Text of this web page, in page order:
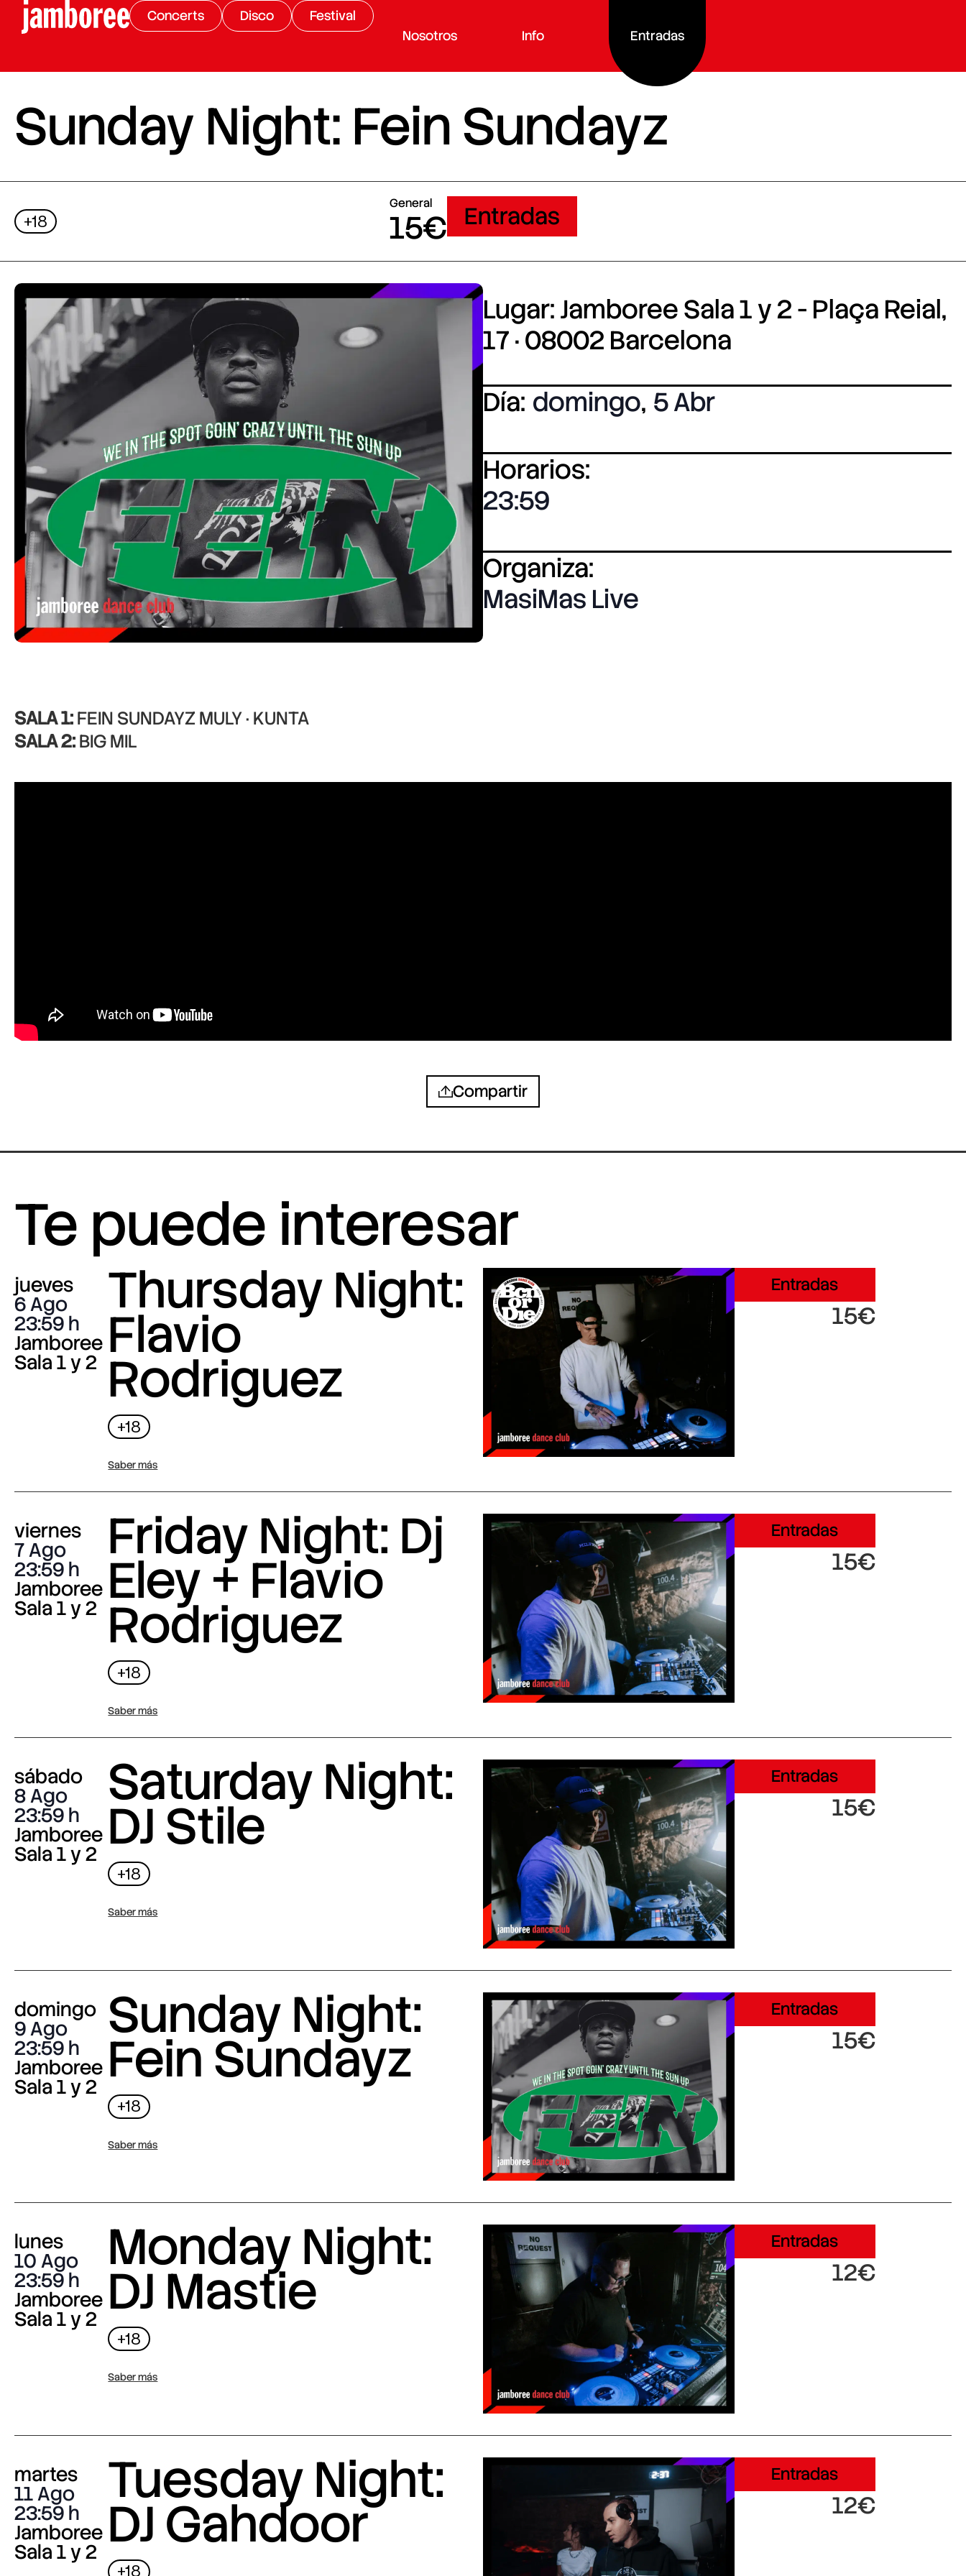
Concerts Disco
Festival
Nosotros
Info Entradas
Sunday Night: Fein Sundayz
+18
General
15€ Entradas
Lugar: Jamboree Sala 1 y 2 - Plaça Reial,
17 · 08002 Barcelona
Día: domingo, 5 Abr
Horarios:
23:59
Organiza:
MasiMas Live
SALA 1:FEIN SUNDAYZ MULY · KUNTA
SALA 2:BIG MIL
Compartir
Te puede interesar
jueves
6 Ago
23:59
Jamboree
Sala 1 y 2
Thursday Night:
Flavio
Rodriguez
+18
Saber más
Entradas
15€
viernes
7 Ago
23:59
Jamboree
Sala 1 y 2
Friday Night: Dj
Eley + Flavio
Rodriguez
+18
Saber más
Entradas
15€
sábado
8 Ago
23:59
Jamboree
Sala 1 y 2
Saturday Night:
DJ Stile
+18
Saber más
Entradas
15€
domingo
9 Ago
23:59
Jamboree
Sala 1 y 2
Sunday Night:
Fein Sundayz
+18
Saber más
Entradas
15€
lunes
10 Ago
23:59
Jamboree
Sala 1 y 2
Monday Night:
DJ Mastie
+18
Saber más
Entradas
12€
martes
11 Ago
23:59
Jamboree
Sala 1 y 2
Tuesday Night:
DJ Gahdoor
+18
Entradas
12€